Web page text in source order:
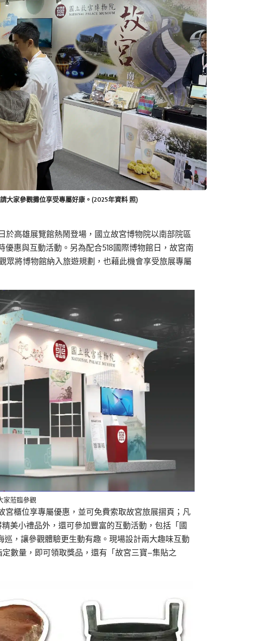
大家參觀攤位享受專屬好康。(2025年資料 照)
於高雄展覽館熱鬧登場，國立故宮博物院以南部院區
優惠與互動活動。另為配合518國際博物館日，故宮南
眾將博物館納入旅遊規劃，也藉此機會享受旅展專屬
家蒞臨參觀
宮櫃位享專屬優惠，並可免費索取故宮旅展摺頁； 凡
美小禮品外，還可參加豐富的互動活動，包括「國
巡，讓參觀體驗更生動有趣。現場設計兩大趣味互動
定數量，即可領取獎品，還有「故宮三寶–集貼之